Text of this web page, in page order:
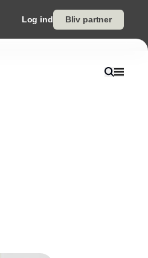
Log ind Bliv partner